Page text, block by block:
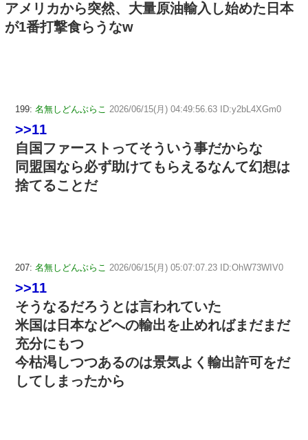
アメリカから突然、大量原油輸入し始めた日本
が1番打撃食らうなw
199: 名無しどんぶらこ 2026/06/15(月) 04:49:56.63 ID:y2bL4XGm0
>>11
自国ファーストってそういう事だからな
同盟国なら必ず助けてもらえるなんて幻想は
捨てることだ
207: 名無しどんぶらこ 2026/06/15(月) 05:07:07.23 ID:OhW73WIV0
>>11
そうなるだろうとは言われていた
米国は日本などへの輸出を止めればまだまだ
充分にもつ
今枯渇しつつあるのは景気よく輸出許可をだ
してしまったから